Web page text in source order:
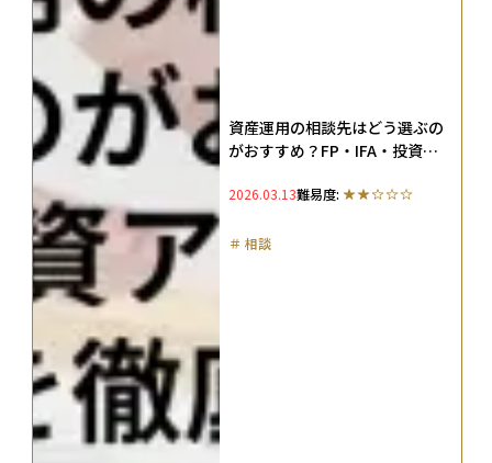
資産運用の相談先はどう選ぶの
がおすすめ？FP・IFA・投資ア
2026.03.13難易度:
＃ 相談